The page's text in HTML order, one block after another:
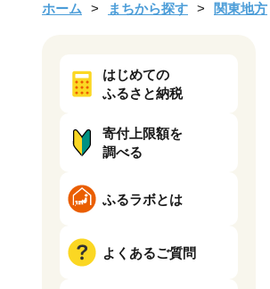
ホーム まちから探す 関東地方
はじめての
ふるさと納税
寄付上限額を
調べる
ふるラボとは
よくあるご質問